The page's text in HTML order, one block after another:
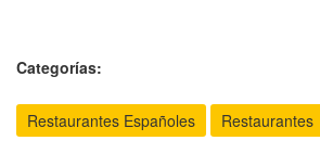
Categorías:
Restaurantes Españoles Restaurantes